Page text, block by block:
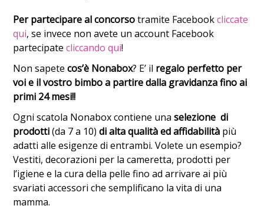
Per partecipare al concorsotramite Facebookcliccate
qui, se invece non avete un account Facebook
partecipatecliccando qui!
Non sapetecos’è Nonabox? E’ il regalo perfetto per
voi e il vostro bimbo a partire dalla gravidanza fino ai
primi 24 mesi!!
Ogni scatola Nonabox contiene unaselezione di
prodotti(da 7 a 10)di alta qualità ed affidabilità più
adatti alle esigenze di entrambi. Volete un esempio?
Vestiti, decorazioni per la cameretta, prodotti per
l’igiene e la cura della pelle fino ad arrivare ai più
svariati accessori che semplificano la vita di una
mamma.